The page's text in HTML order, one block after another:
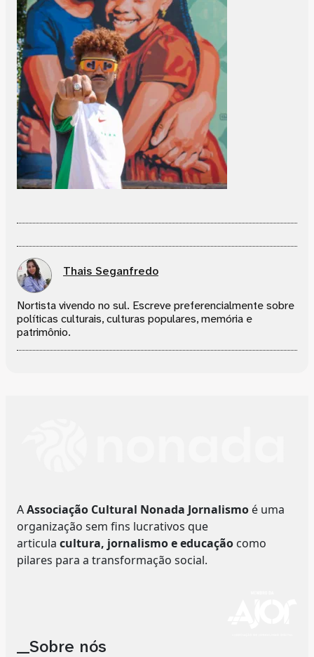
Thais Seganfredo
Nortista vivendo no sul. Escreve preferencialmente sobre
políticas culturais, culturas populares, memória e
patrimônio.
AAssociação Cultural Nonada Jornalismo é uma
organização sem fins lucrativos que
articula cultura, jornalismo e educação como
pilares para a transformação social.
__Sobre nós